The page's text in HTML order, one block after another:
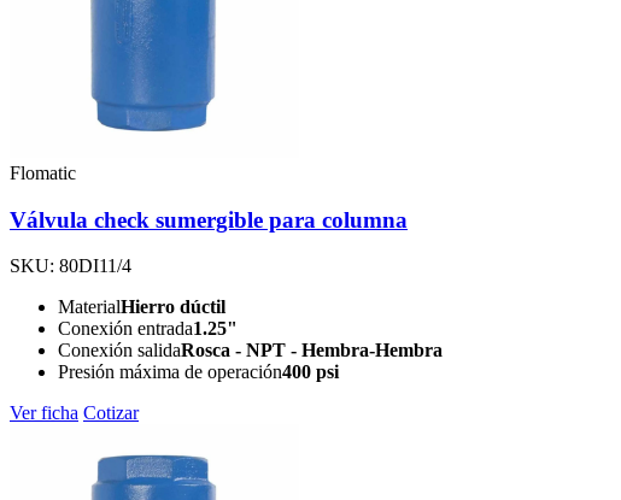
Flomatic
Válvula check sumergible para columna
SKU: 80DI11/4
MaterialHierro dúctil
Conexión entrada1.25"
Conexión salidaRosca - NPT - Hembra-Hembra
Presión máxima de operación400 psi
Ver ficha Cotizar